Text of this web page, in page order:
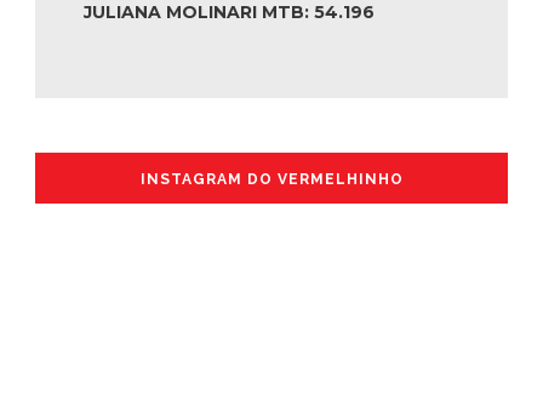
JULIANA MOLINARI MTB: 54.196
INSTAGRAM DO VERMELHINHO